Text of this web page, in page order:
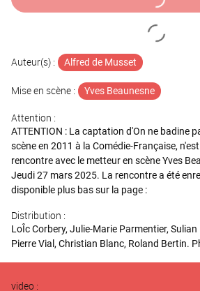
Auteur(s) : Alfred de Musset
Mise en scène : Yves Beaunesne
Attention :
ATTENTION : La captation d'On ne badine
scène en 2011 à la Comédie-Française,
rencontre avec le metteur en scène Yves
Jeudi 27 mars 2025. La rencontre a été
disponible plus bas sur la page :
Distribution :
LoÎc Corbery, Julie-Marie Parmentier,
Pierre Vial, Christian Blanc, Roland Bertin.
video :